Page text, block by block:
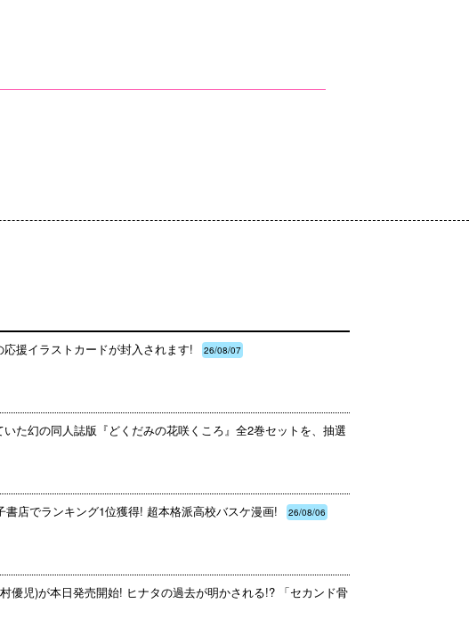
援イラストカードが封入されます! 26/08/07
た幻の同人誌版『どくだみの花咲くころ』全2巻セットを、抽選
店でランキング1位獲得! 超本格派高校バスケ漫画! 26/08/06
優児)が本日発売開始! ヒナタの過去が明かされる!? 「セカンド骨